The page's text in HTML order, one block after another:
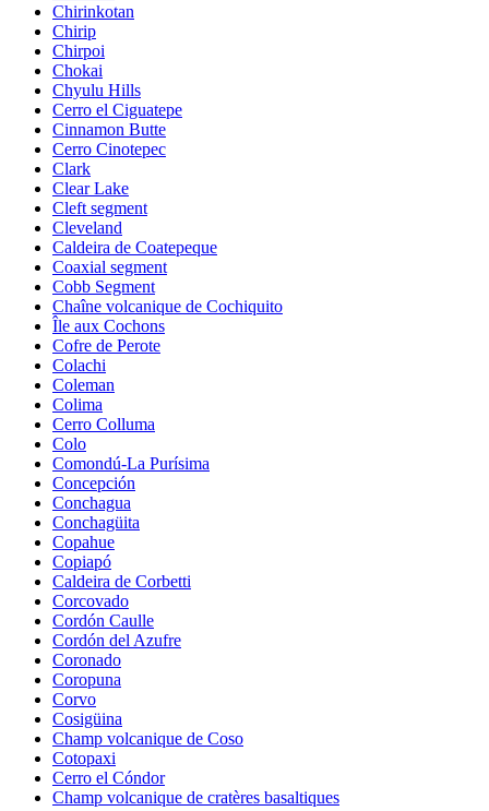
Chirinkotan
Chirip
Chirpoi
Chokai
Chyulu Hills
Cerro el Ciguatepe
Cinnamon Butte
Cerro Cinotepec
Clark
Clear Lake
Cleft segment
Cleveland
Caldeira de Coatepeque
Coaxial segment
Cobb Segment
Chaîne volcanique de Cochiquito
Île aux Cochons
Cofre de Perote
Colachi
Coleman
Colima
Cerro Colluma
Colo
Comondú-La Purísima
Concepción
Conchagua
Conchagüita
Copahue
Copiapó
Caldeira de Corbetti
Corcovado
Cordón Caulle
Cordón del Azufre
Coronado
Coropuna
Corvo
Cosigüina
Champ volcanique de Coso
Cotopaxi
Cerro el Cóndor
Champ volcanique de cratères basaltiques